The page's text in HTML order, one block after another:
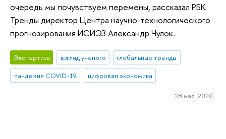
очередь мы почувствуем перемены, рассказал РБК
Тренды директор Центра научно-технологического
прогнозирования ИСИЭЗ Александр Чулок.
Экспертиза взгляд ученого
глобальные тренды
пандемия COVID-19
цифровая экономика
28 мая 2020